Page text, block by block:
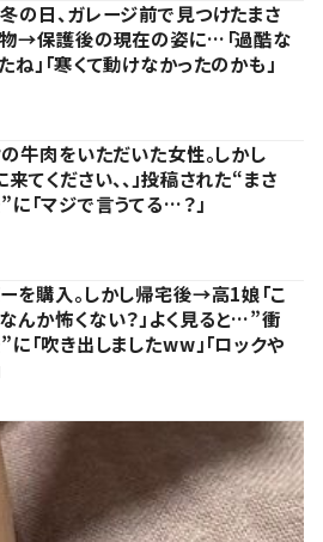
の日、ガレージ前で見つけたまさ
→保護後の現在の姿に…「過酷な
ね」「寒くて動けなかったのかも」
牛肉をいただいた女性。しかし
てください、、」投稿された“まさ
「マジで言うてる…？」
を購入。しかし帰宅後→高1娘「こ
んか怖くない？」よく見ると…”衝
「吹き出しましたww」「ロックや